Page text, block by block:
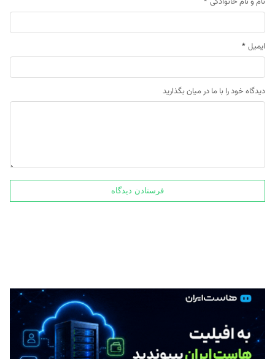
ایمیل *
دیدگاه خود را با ما در میان بگذارید